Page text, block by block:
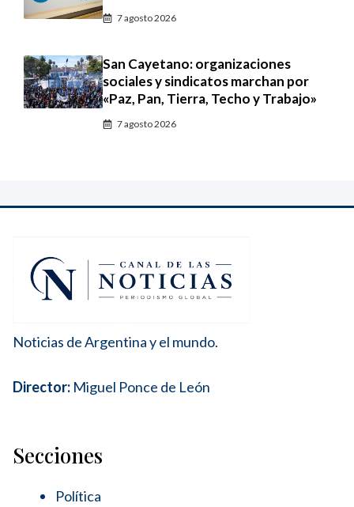
7 agosto 2026
San Cayetano: organizaciones
sociales y sindicatos marchan por
«Paz, Pan, Tierra, Techo y Trabajo»
7 agosto 2026
Noticias de Argentina y el mundo.
Director: Miguel Ponce de León
Secciones
Política